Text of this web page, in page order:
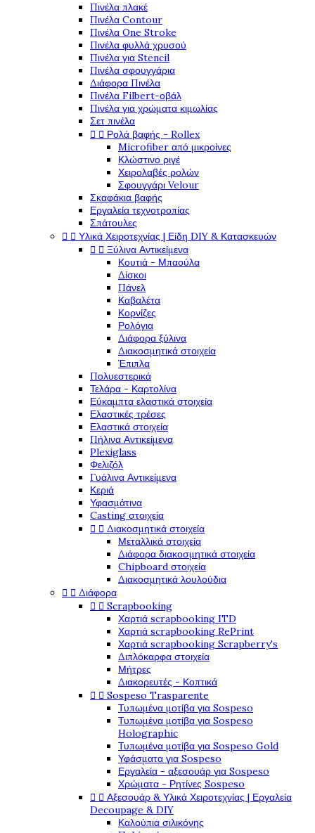
Πινέλα πλακέ
Πινέλα Contour
Πινέλα One Stroke
Πινέλα φυλλά χρυσού
Πινέλα για Stencil
Πινέλα σφουγγάρια
Διάφορα Πινέλα
Πινέλα Filbert-οβάλ
Πινέλα για χρώματα κιμωλίας
Σετ πινέλα
  Ρολά βαφής - Rollex
Microfiber από μικροίνες
Κλώστινο ριγέ
Χειρολαβές ρολών
Σφουγγάρι Velour
Σκαφάκια βαφής
Εργαλεία τεχνοτροπίας
Σπάτουλες
  Υλικά Χειροτεχνίας | Είδη DIY & Κατασκευών
  Ξύλινα Αντικείμενα
Κουτιά - Μπαούλα
Δίσκοι
Πάνελ
Καβαλέτα
Κορνίζες
Ρολόγια
Διάφορα ξύλινα
Διακοσμητικά στοιχεία
Έπιπλα
Πολυεστερικά
Τελάρα - Καρτολίνα
Εύκαμπτα ελαστικά στοιχεία
Ελαστικές τρέσες
Ελαστικά στοιχεία
Πήλινα Αντικείμενα
Plexiglass
Φελιζόλ
Γυάλινα Αντικείμενα
Κεριά
Υφασμάτινα
Casting στοιχεία
  Διακοσμητικά στοιχεία
Μεταλλικά στοιχεία
Διάφορα διακοσμητικά στοιχεία
Chipboard στοιχεία
Διακοσμητικά λουλούδια
  Διάφορα
  Scrapbooking
Χαρτιά scrapbooking ITD
Χαρτιά scrapbooking RePrint
Χαρτιά scrapbooking Scrapberry's
Διπλόκαρφα στοιχεία
Μήτρες
Διακορευτές - Κοπτικά
  Sospeso Trasparente
Τυπωμένα μοτίβα για Sospeso
Τυπωμένα μοτίβα για Sospeso
Holographic
Τυπωμένα μοτίβα για Sospeso Gold
Υφάσματα για Sospeso
Εργαλεία - αξεσουάρ για Sospeso
Χρώματα - Ρητίνες Sospeso
  Αξεσουάρ & Υλικά Χειροτεχνίας | Εργαλεία
Decoupage & DIY
Καλούπια σιλικόνης